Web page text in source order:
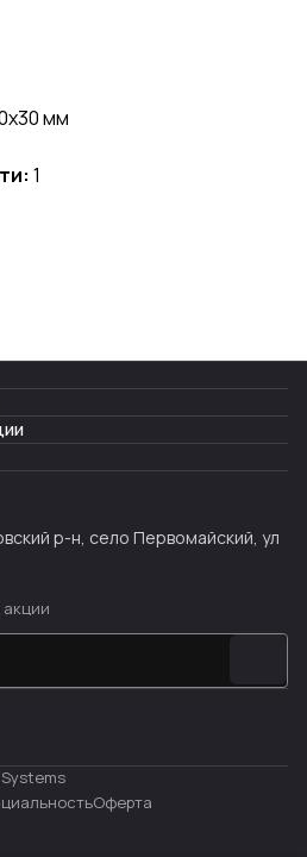
мм
1
р-н, село Первомайский, ул
Оферта